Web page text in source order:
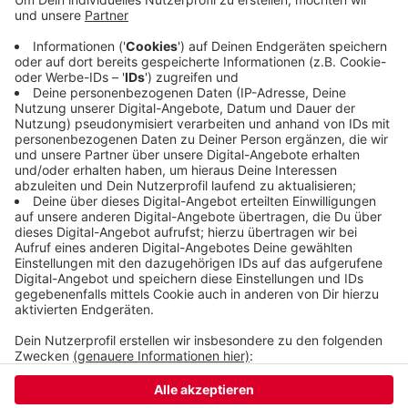
durch E-Autos zu ersetzen sei keine wirkliche
Verkehrswende. Der ADFC in Wuppertal vermisst
Ideen zur Förderung von mehr Radverkehr.
Veröffentlicht:Freitag, 15.11.2019 18:02
Anzeige